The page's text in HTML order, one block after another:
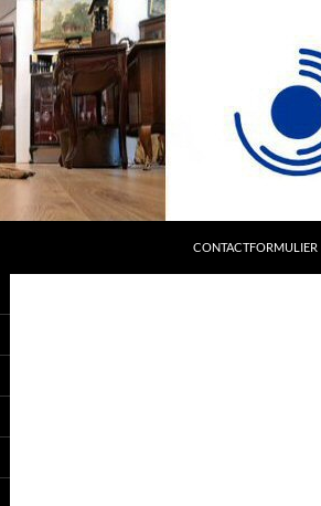
CONTACTFORMULIER